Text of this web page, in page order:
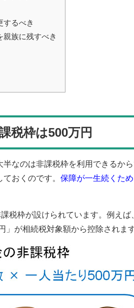
するべき
族に残すべき
税枠は500万円
なのは非課税枠を利用できるか
おくのです。 保障が一生続くた
税枠が設けられています。例え
が相続税対象額から控除されます